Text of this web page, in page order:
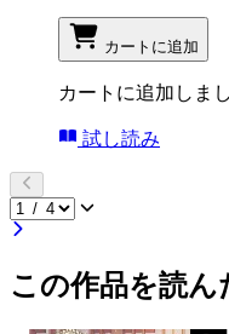
カートに追加
カートに追加しま
試し読み
この作品を読